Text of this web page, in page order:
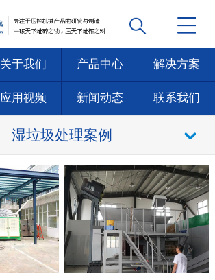
关于我们 产品中心 解决方案
应用视频 新闻动态 联系我们
湿垃圾处理案例